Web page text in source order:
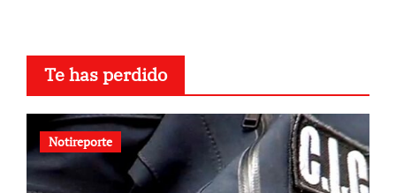
Te has perdido
Notireporte